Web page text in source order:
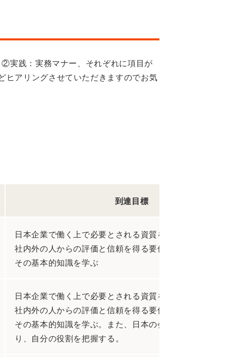
実践：実務マナー、それぞれに項目が
ヒアリングさせていただきますのでお気
到達目標
日本企業で働く上で必要とされる資質を身につけるこ
社内外の人からの評価と信頼を得る要件であることを
その基本的知識を学ぶ
日本企業で働く上で必要とされる資質を身につけるこ
社内外の人からの評価と信頼を得る要件であることを
その基本的知識を学ぶ。また、日本の会社組織につい
り、自分の役割を把握する。